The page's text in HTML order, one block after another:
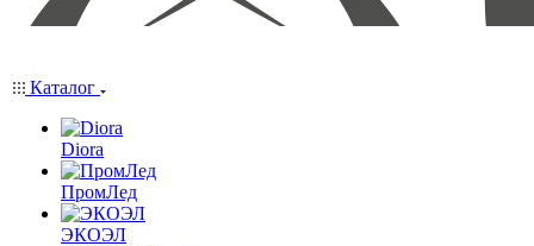
Каталог
Diora
ПромЛед
ЭКОЭЛ